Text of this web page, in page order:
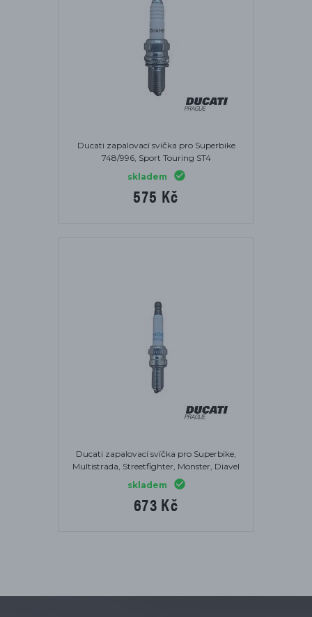
Ducati zapalovací svíčka pro Superbike
748/996, Sport Touring ST4
skladem
575 Kč
Ducati zapalovací svíčka pro Superbike,
Multistrada, Streetfighter, Monster, Diavel
skladem
673 Kč